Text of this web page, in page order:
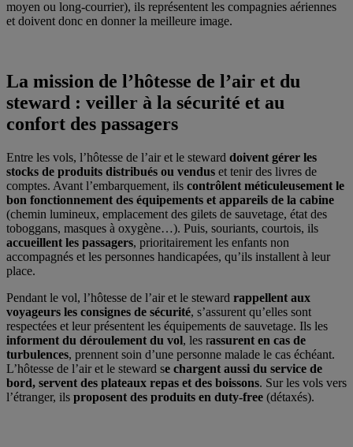
moyen ou long-courrier), ils représentent les compagnies aériennes
et doivent donc en donner la meilleure image.
La mission de l’hôtesse de l’air et du
steward : veiller à la sécurité et au
confort des passagers
Entre les vols, l’hôtesse de l’air et le steward doivent gérer les
stocks de produits distribués ou vendus et tenir des livres de
comptes. Avant l’embarquement, ils contrôlent méticuleusement le
bon fonctionnement des équipements et appareils de la cabine
(chemin lumineux, emplacement des gilets de sauvetage, état des
toboggans, masques à oxygène…). Puis, souriants, courtois, ils
accueillent les passagers, prioritairement les enfants non
accompagnés et les personnes handicapées, qu’ils installent à leur
place.
Pendant le vol, l’hôtesse de l’air et le steward rappellent aux
voyageurs les consignes de sécurité, s’assurent qu’elles sont
respectées et leur présentent les équipements de sauvetage. Ils les
informent du déroulement du vol, les rassurent en cas de
turbulences, prennent soin d’une personne malade le cas échéant.
L’hôtesse de l’air et le steward se chargent aussi du service de
bord, servent des plateaux repas et des boissons. Sur les vols vers
l’étranger, ils proposent des produits en duty-free (détaxés).